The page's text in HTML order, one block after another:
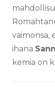
vaimonsa,
ihana
kemia on